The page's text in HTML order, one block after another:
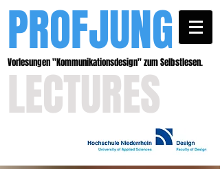
PROFJUNG
LECTURES
Vorlesungen ''Kommunikationsdesign'' zum Selbstlesen.